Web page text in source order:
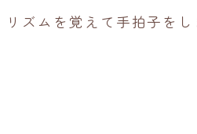
ズムを覚えて手拍子を